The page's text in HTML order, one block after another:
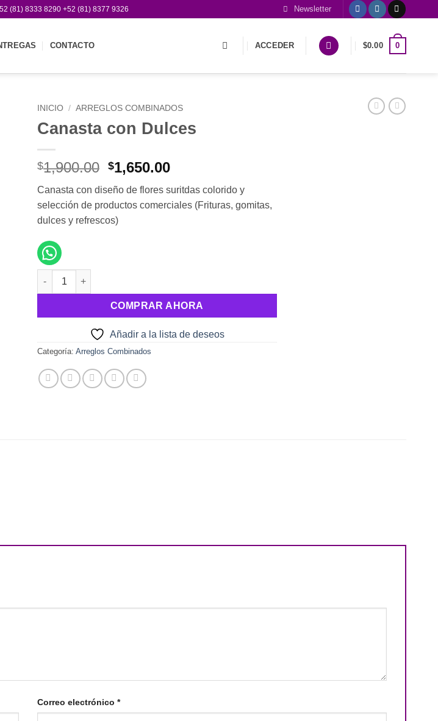
(81) 8333 8290 +52 (81) 8377 9326 Newsletter
CONTACTO ACCEDER $0.00 0
INICIO / ARREGLOS COMBINADOS
Canasta con Dulces
$1,900.00 El
original
era:
$1,900.00.
$1,650.00El
actual
es:
Canasta con diseño de flores suritdas colorido y
selección de productos comerciales (Frituras, gomitas,
dulces y refrescos)
Canasta con Dulces cantidad
COMPRAR AHORA
Añadir a la lista de deseos
Categoría: Arreglos Combinados
Correo electrónico *